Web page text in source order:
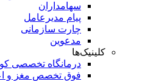
سهامداران
پیام مدیرعامل
چارت سازمانی
مدعوین
کلینیک‌ها
درمانگاه تخصصی
فوق تخصص مغز و